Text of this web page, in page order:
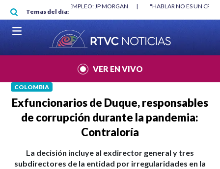
Pasar al contenido principal
Temas del día:
"HABLAR NO ES UN CRIMEN": CARTA DE BETO CORAL
VER EN VIVO
COLOMBIA
Exfuncionarios de Duque, responsables
de corrupción durante la pandemia:
Contraloría
La decisión incluye al exdirector general y tres
subdirectores de la entidad por irregularidades en la